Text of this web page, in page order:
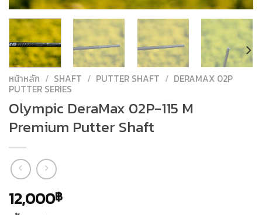
หน้าหลัก / SHAFT / PUTTER SHAFT / DERAMAX 02P
PUTTER SERIES
Olympic DeraMax 02P-115 M
Premium Putter Shaft
12,000฿